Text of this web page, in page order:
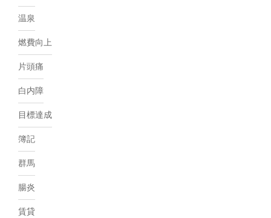
温泉
燃費向上
片頭痛
白内障
目標達成
簿記
群馬
腸炎
賃貸